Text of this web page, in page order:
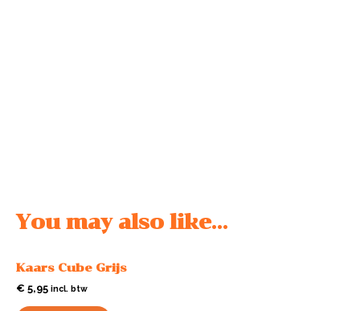
You may also like…
Kaars Cube Grijs
€ 5,95 incl. btw